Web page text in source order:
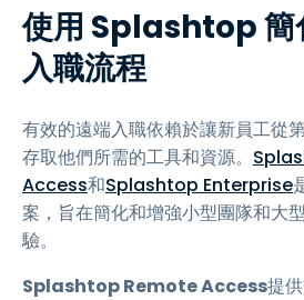
使用 Splashtop 簡
入職流程
有效的遠端入職依賴於讓新員工從
存取他們所需的工具和資源。
Access和Splashtop Enterprise
案，旨在簡化和增強小型團隊和大
驗。
Splashtop Remote Access提